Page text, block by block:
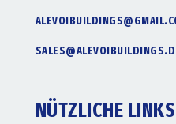
NÜTZLICHE LINKS